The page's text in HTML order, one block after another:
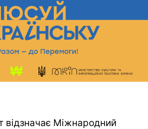
відзначає Міжнародний